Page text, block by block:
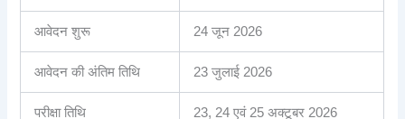
आवेदन शुरू 24 जून 2026
आवेदन की अंतिम तिथि 23 जुलाई 2026
परीक्षा तिथि 23, 24 एवं 25 अक्टूबर 2026